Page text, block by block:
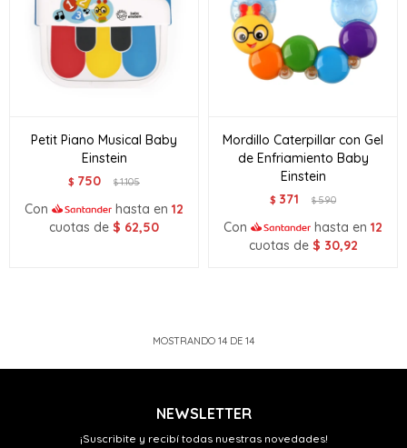
Petit Piano Musical Baby
Einstein
$ 750 $1.105
Con hasta en 12
cuotas de $ 62,50
Mordillo Caterpillar con Gel
de Enfriamiento Baby
Einstein
$ 371 $590
Con hasta en 12
cuotas de $ 30,92
MOSTRANDO 14 DE 14
NEWSLETTER
¡Suscribite y recibí todas nuestras novedades!